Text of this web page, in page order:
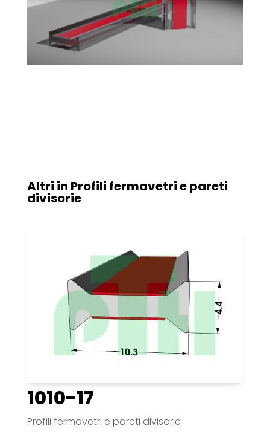
Altri in Profili fermavetri e pareti
divisorie
1010-17
Profili fermavetri e pareti divisorie